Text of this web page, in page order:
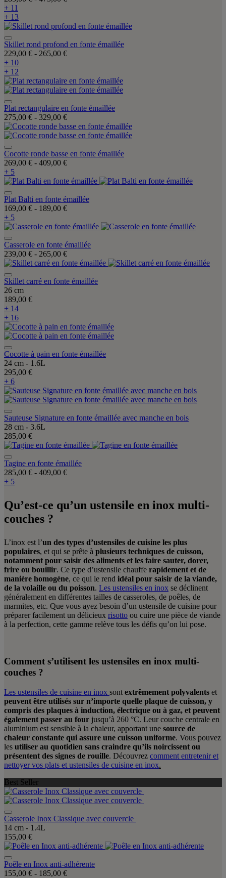
+ 11
+ 13
Skillet rond profond en fonte émaillée
229,00 € - 265,00 €
+ 10
+ 12
Plat rectangulaire en fonte émaillée
275,00 € - 329,00 €
Cocotte ronde basse en fonte émaillée
269,00 € - 409,00 €
+ 5
Plat Balti en fonte émaillée
169,00 € - 189,00 €
+ 5
Casserole en fonte émaillée
239,00 € - 265,00 €
Skillet carré en fonte émaillée
26 cm
189,00 €
+ 14
+ 16
Cocotte à pain en fonte émaillée
24 cm - 1.6L
295,00 €
+ 6
Sauteuse Signature en fonte émaillée avec manche en bois
28 cm - 3.6L
285,00 €
Tagine en fonte émaillée
285,00 € - 409,00 €
+ 5
Qu’est-ce qu’un ustensile en inox multi-
couches ?
L’inox est l’un des types d’ustensiles de cuisine les plus
populaires, et qui se prête à plusieurs techniques de cuisson,
notamment pour saisir des aliments et les faire sauter, dorer,
frire ou bouillir. Ce type d’ustensile chauffe rapidement et de
manière homogène, ce qui le rend idéal pour saisir de la viande,
de la volaille ou du poisson. Les ustensiles en inox se déclinent
généralement en différentes tailles de casseroles, de poêles, de
marmites, etc. Que vous ayez besoin d’un ustensile de cuisine pour
préparer facilement un délicieux risotto ou cuire une pièce de viande
à la perfection, cette gamme relève tous les défis qu’on lui pose.
Comment s’utilisent les ustensiles en inox multi-
couches ?
Les ustensiles de cuisine en inox sont extrêmement polyvalents et
peuvent être utilisés sur n’importe quelle plaque de cuisson, y
compris des plaques à induction, électrique ou à gaz, et peuvent
également passer au four jusqu’à 260 °C. Leur couche centrale en
aluminium est sensible à la chaleur, apportant une source de
chaleur constante qui assure une cuisson uniforme. Vous pouvez
les utiliser au quotidien sans craindre qu’ils noircissent ou
présentent des signes de rouille. Découvrez comment entretenir et
nettoyer vos plats et ustensiles de cuisine en inox.
Best Seller
Casserole Inox Classique avec couvercle
14 cm - 1.4L
155,00 €
Poêle en Inox anti-adhérente
155,00 € - 185,00 €